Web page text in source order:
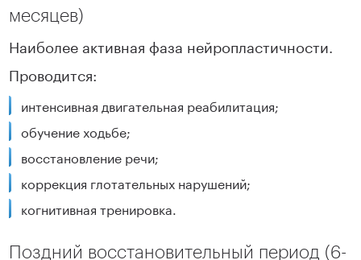
месяцев)
Наиболее активная фаза нейропластичности.
Проводится:
интенсивная двигательная реабилитация;
обучение ходьбе;
восстановление речи;
коррекция глотательных нарушений;
когнитивная тренировка.
Поздний восстановительный период (6-